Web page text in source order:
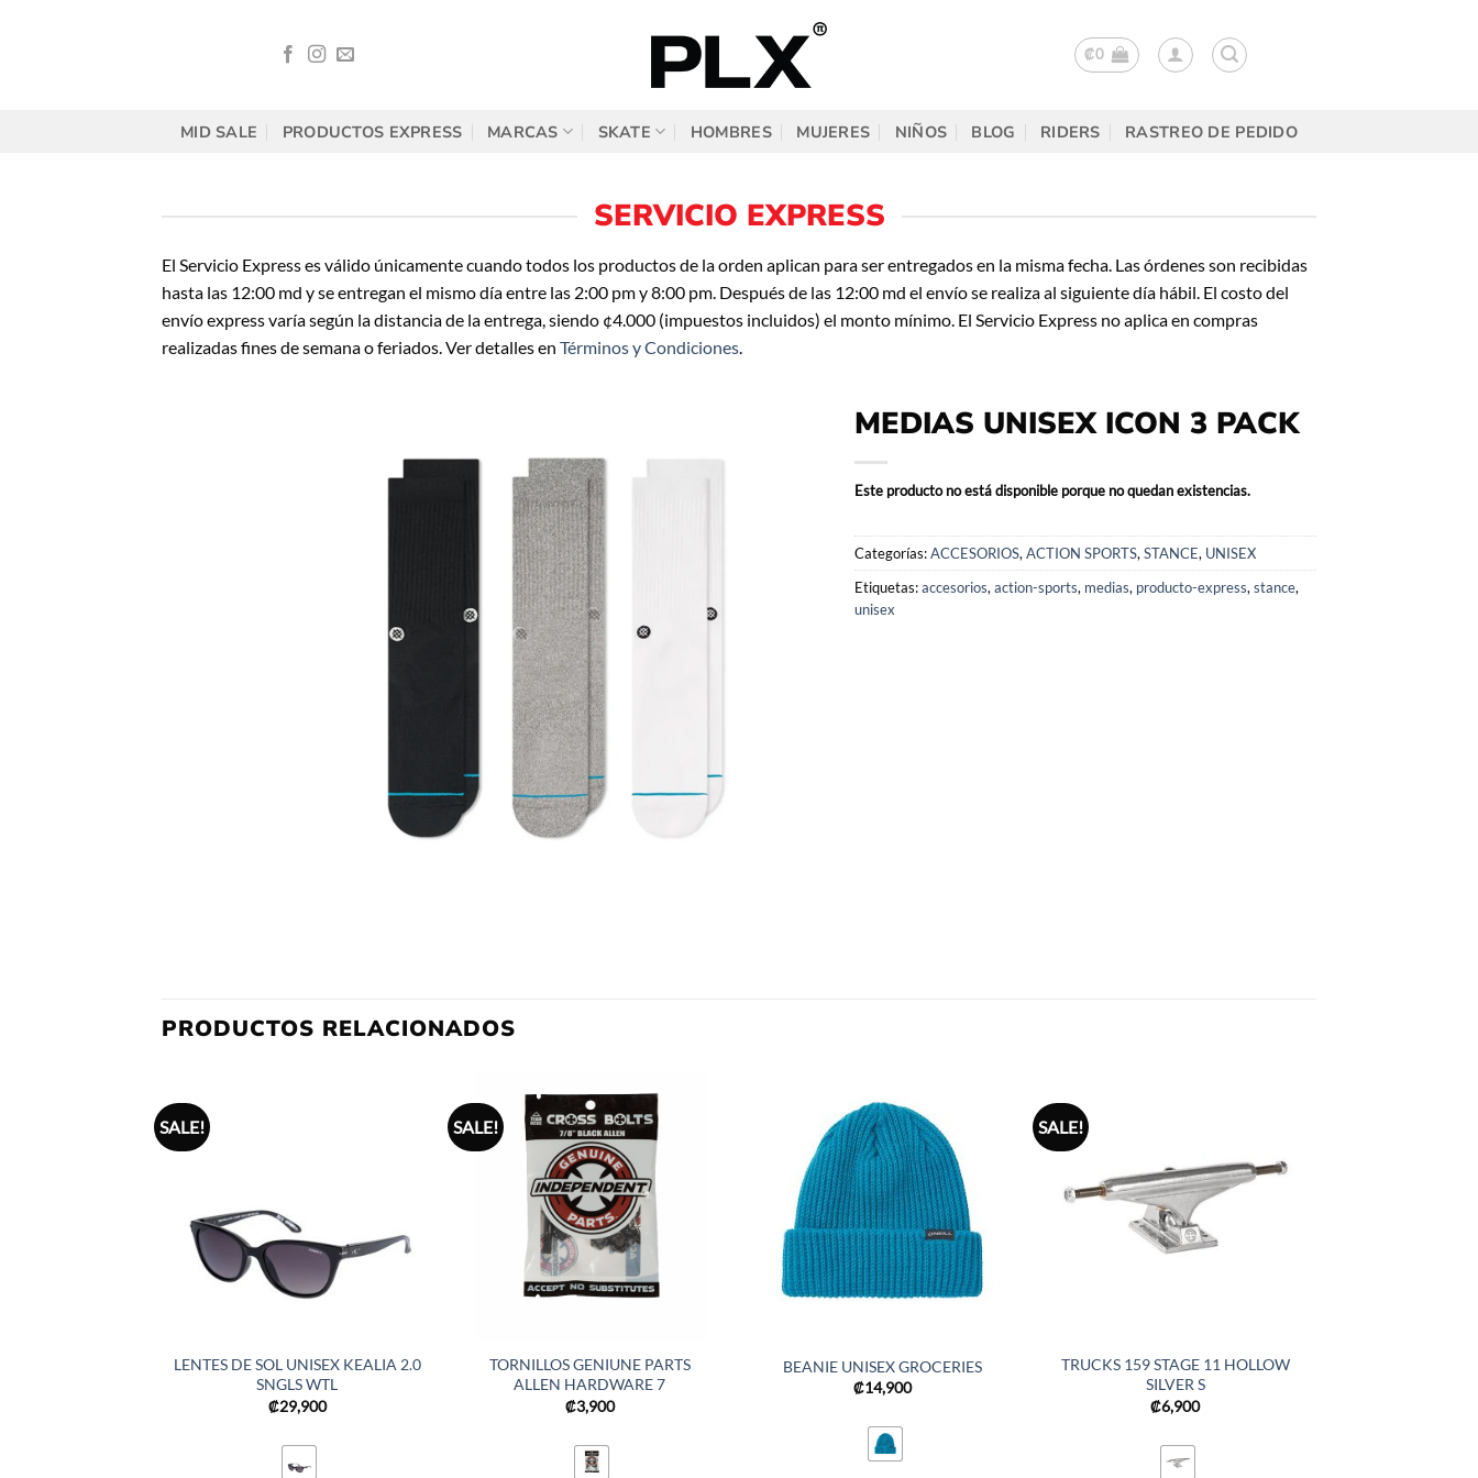
₡0
MID SALE PRODUCTOS EXPRESS MARCAS SKATE HOMBRES MUJERES NIÑOS BLOG RIDERS RASTREO DE PEDIDO
SERVICIO EXPRESS
El Servicio Express es válido únicamente cuando todos los productos de la orden aplican para ser entregados en la misma fecha. Las órdenes son recibidas
hasta las 12:00 md y se entregan el mismo día entre las 2:00 pm y 8:00 pm. Después de las 12:00 md el envío se realiza al siguiente día hábil. El costo del
envío express varía según la distancia de la entrega, siendo ¢4.000 (impuestos incluidos) el monto mínimo. El Servicio Express no aplica en compras
realizadas fines de semana o feriados. Ver detalles en Términos y Condiciones
MEDIAS UNISEX ICON 3 PACK
Este producto no está disponible porque no quedan existencias.
Categorías:ACCESORIOS, ACTION SPORTS, STANCE, UNISEX
Etiquetas:accesorios, action-sports, medias, producto-express, stance,
unisex
PRODUCTOS RELACIONADOS
SALE!
LENTES DE SOL UNISEX KEALIA 2.0
SNGLS WTL
₡29,900
SALE!
TORNILLOS GENIUNE PARTS
ALLEN HARDWARE 7
₡3,900
BEANIE UNISEX GROCERIES
₡14,900
SALE!
TRUCKS 159 STAGE 11 HOLLOW
SILVER S
₡6,900